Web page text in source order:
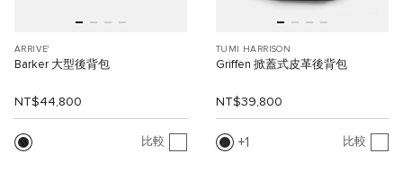
ARRIVE'
Barker 大型後背包
NT$44,800
比較
TUMI HARRISON
Griffen 掀蓋式皮革後背包
NT$39,800
1 比較